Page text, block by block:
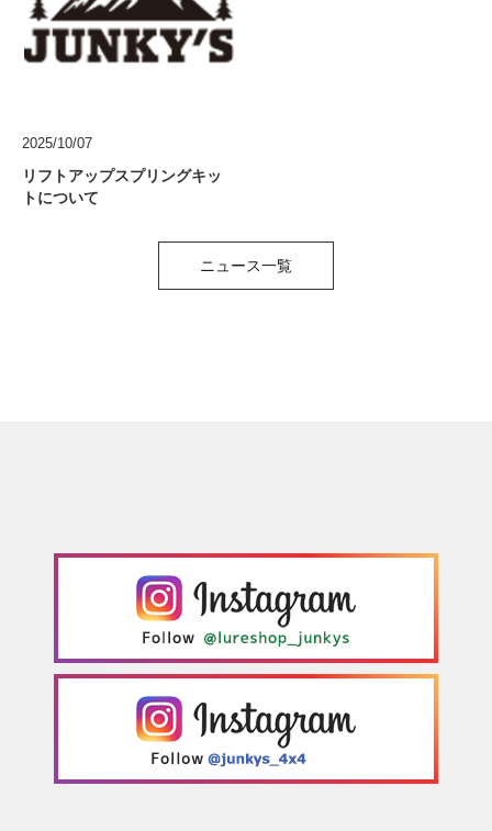
2025/10/07
リフトアップスプリングキッ
トについて
ニュース一覧